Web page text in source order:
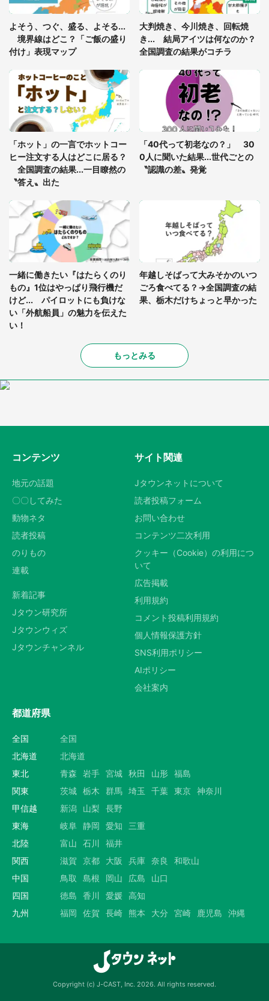
座布団だろ」「食パンの耳」と1.4万人困惑
っ暗な道で遭難状態。なんとか見つけた民家に助け
を求めると、住人の男性が...」
「孫にあげると思って、あなたにこれをあげる」
真夏の山道で見知らぬお婆さんに握らされたもの
（山口県・30代女性）
よそう、つぐ、盛る、よそる...
境界線はどこ？「ご飯の盛り
付け」表現マップ
大判焼き、今川焼き、回転焼
き... 結局アイツは何なのか？
全国調査の結果がコチラ
「ホット」の一言でホットコー
ヒー注文する人はどこに居る？
全国調査の結果...一目瞭然の
〝答え〟出た
「40代って初老なの？」 30
0人に聞いた結果...世代ごとの
〝認識の差〟発覚
一緒に働きたい『はたらくのり
もの』1位はやっぱり飛行機だ
けど... パイロットにも負けな
い「外航船員」の魅力を伝えた
い！
年越しそばって大みそかのいつ
ごろ食べてる？→全国調査の結
果、栃木だけちょっと早かった
もっとみる
コンテンツ
地元の話題
〇〇してみた
動物ネタ
読者投稿
のりもの
連載
新着記事
Jタウン研究所
Jタウンウィズ
Jタウンチャンネル
サイト関連
Jタウンネットについて
読者投稿フォーム
お問い合わせ
コンテンツ二次利用
クッキー（Cookie）の利用につ
いて
広告掲載
利用規約
コメント投稿利用規約
個人情報保護方針
SNS利用ポリシー
AIポリシー
会社案内
都道府県
全国
全国
北海道
北海道
東北
青森 岩手 宮城 秋田 山形 福島
関東
茨城 栃木 群馬 埼玉 千葉 東京 神奈川
甲信越
新潟 山梨
長野
東海
岐阜 静岡 愛知
三重
北陸
富山 石川
福井
関西
滋賀 京都 大阪 兵庫 奈良
和歌山
中国
鳥取 島根 岡山 広島
山口
四国
徳島 香川 愛媛 高知
九州
福岡 佐賀 長崎 熊本 大分 宮崎 鹿児島 沖縄
Copyright (c) J-CAST, Inc. 2026. All rights reserved.